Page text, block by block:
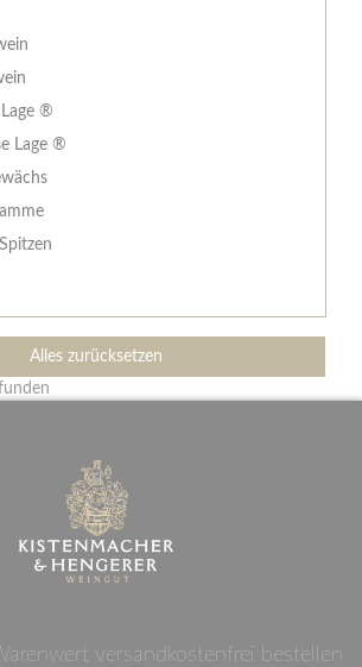
Lage ®
Lage ®
Alles zurücksetzen
versandkostenfrei bestellen